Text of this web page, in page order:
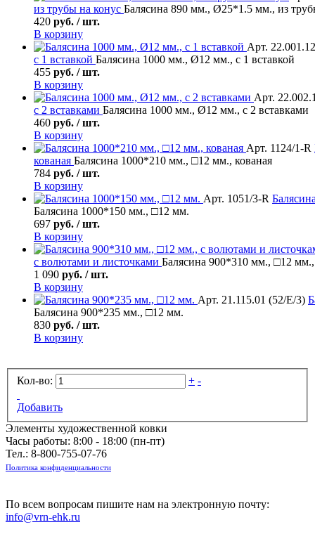
из трубы на конус Балясина 890 мм., Ø25*1.5 мм., из
420 руб. / шт.
В корзину
Арт. 22.001.12
с 1 вставкой Балясина 1000 мм., Ø12 мм., с 1 вставкой
455 руб. / шт.
В корзину
Арт.
с 2 вставками Балясина 1000 мм., Ø12 мм., с 2 вставками
460 руб. / шт.
В корзину
Арт. 1124/1-R
кованая Балясина 1000*210 мм., □12 мм., кованая
784 руб. / шт.
В корзину
Арт. 1051/3-R
Балясина 1000*150 мм., □12 мм.
697 руб. / шт.
В корзину
с волютами и листочками Балясина 900*310 мм., □12
1 090 руб. / шт.
В корзину
Арт. 21.115.01 (52/Е/3)
Балясина 900*235 мм., □12 мм.
830 руб. / шт.
В корзину
Кол-во: + -
Добавить
Элементы художественной ковки
Часы работы: 8:00 - 18:00 (пн-пт)
Тел.: 8-800-755-07-76
Политика конфиденциальности
По всем вопросам пишите нам на электронную почту:
info@vrn-ehk.ru